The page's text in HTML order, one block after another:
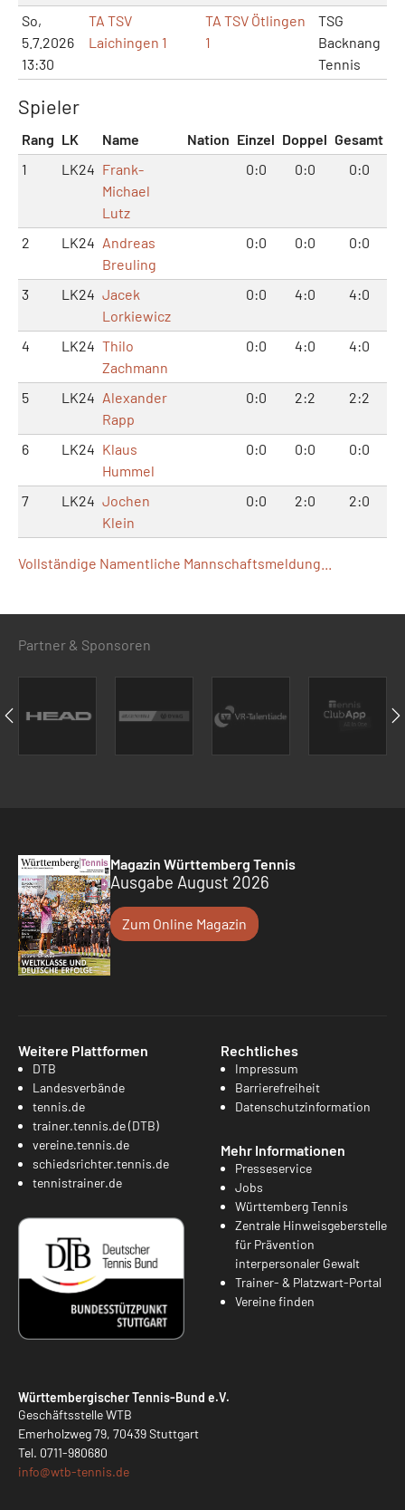
So,
5.7.2026
13:30
TA TSV
Laichingen 1
TA TSV Ötlingen
1
TSG
Backnang
Tennis
Spieler
Rang LK Name Nation Einzel Doppel Gesamt
1
LK24 Frank-
Michael
Lutz
0:0 0:0 0:0
2 LK24 Andreas
Breuling
0:0 0:0 0:0
3 LK24 Jacek
Lorkiewicz
0:0 4:0 4:0
4 LK24 Thilo
Zachmann
0:0 4:0 4:0
5 LK24 Alexander
Rapp
0:0 2:2 2:2
6 LK24 Klaus
Hummel
0:0 0:0 0:0
7 LK24 Jochen
Klein
0:0 2:0 2:0
Vollständige Namentliche Mannschaftsmeldung...
Partner & Sponsoren
Magazin Württemberg Tennis
Ausgabe August 2026
Zum Online Magazin
Weitere Plattformen
DTB
Landesverbände
tennis.de
trainer.tennis.de (DTB)
vereine.tennis.de
schiedsrichter.tennis.de
tennistrainer.de
Rechtliches
Impressum
Barrierefreiheit
Datenschutzinformation
Mehr Informationen
Presseservice
Jobs
Württemberg Tennis
Zentrale Hinweisgeberstelle
für Prävention
interpersonaler Gewalt
Trainer- & Platzwart-Portal
Vereine finden
Württembergischer Tennis-Bund e.V.
Geschäftsstelle WTB
Emerholzweg 79, 70439 Stuttgart
Tel. 0711-980680
info@wtb-tennis.de